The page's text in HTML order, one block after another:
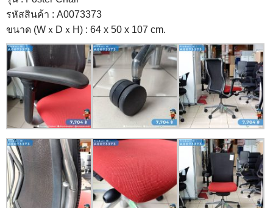
รหัสสินค้า : A0073373
ขนาด (WｘDｘH) : 64 x 50 x 107 cm.